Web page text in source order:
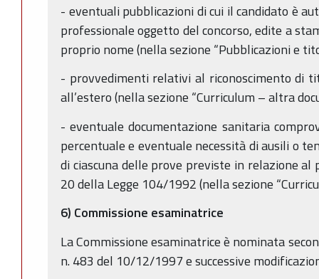
- eventuali pubblicazioni di cui il candidato è
professionale oggetto del concorso, edite a
proprio nome (nella sezione “Pubblicazioni e
- provvedimenti relativi al riconoscimento di
all’estero (nella sezione “Curriculum – altra
- eventuale documentazione sanitaria
percentuale e eventuale necessità di ausili o
di ciascuna delle prove previste in relazione al
20 della Legge 104/1992 (nella sezione
6) Commissione esaminatrice
La Commissione esaminatrice è nominata
n. 483 del 10/12/1997 e successive